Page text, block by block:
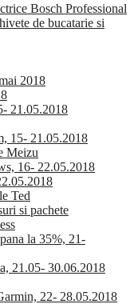
Bosch Professional
de bucatarie si
2018
21.05.2018
15- 21.05.2018
Meizu
16- 22.05.2018
Ted
si pachete
la 35%, 21-
21.05- 30.06.2018
22- 28.05.2018